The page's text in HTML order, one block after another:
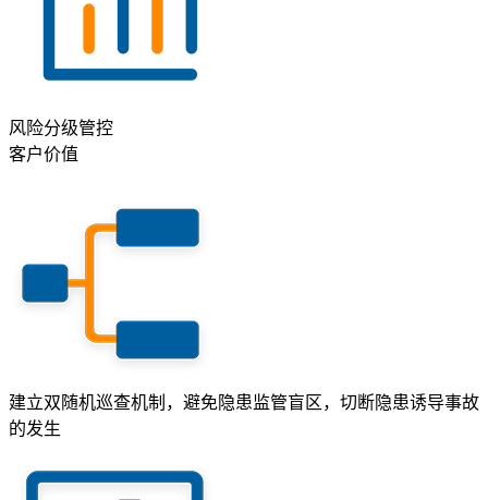
风险分级管控
客户价值
建立双随机巡查机制，避免隐患监管盲区，切断隐患诱导事故
的发生